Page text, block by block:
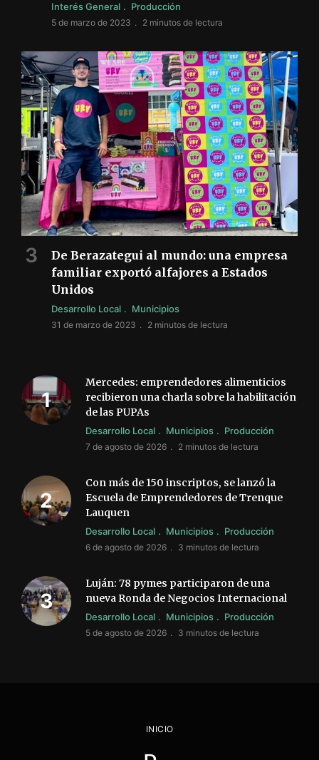
Interés General Producción
5 de marzo de 2023 2 minutos de lectura
De Berazategui al mundo: una empresa
familiar exportó alfajores a Estados
Unidos
Desarrollo Local Municipios
31 de marzo de 2023 2 minutos de lectura
Mercedes: emprendedores alimenticios
recibieron una charla sobre la habilitación
de las PUPAs
Desarrollo Local Municipios Producción
7 de agosto de 2026 2 minutos de lectura
Con más de 150 inscriptos, se lanzó la
Escuela de Emprendedores de Trenque
Lauquen
Desarrollo Local Municipios Producción
6 de agosto de 2026 3 minutos de lectura
Luján: 78 pymes participaron de una
nueva Ronda de Negocios Internacional
Desarrollo Local Municipios Producción
5 de agosto de 2026 3 minutos de lectura
INICIO